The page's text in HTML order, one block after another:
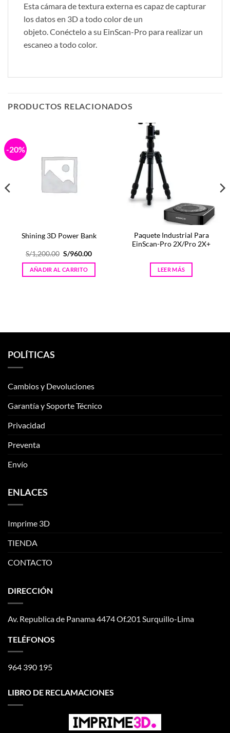
Esta cámara de textura externa es capaz de capturar
los datos en 3D a todo color de un
objeto. Conéctelo a su EinScan-Pro para realizar un
escaneo a todo color.
PRODUCTOS RELACIONADOS
-20%
Shining 3D Power Bank
S/1,200.00 El
precio
original
era:
S/1,200.00.
S/960.00El
actual
S/960.00.
AÑADIR AL CARRITO
Paquete Industrial Para
EinScan-Pro 2X/Pro 2X+
LEER MÁS
POLÍTICAS
Cambios y Devoluciones
Garantía y Soporte Técnico
Privacidad
Preventa
Envío
ENLACES
Imprime 3D
TIENDA
CONTACTO
DIRECCIÓN
Av. Republica de Panama 4474 Of.201 Surquillo-Lima
TELÉFONOS
964 390 195
LIBRO DE RECLAMACIONES